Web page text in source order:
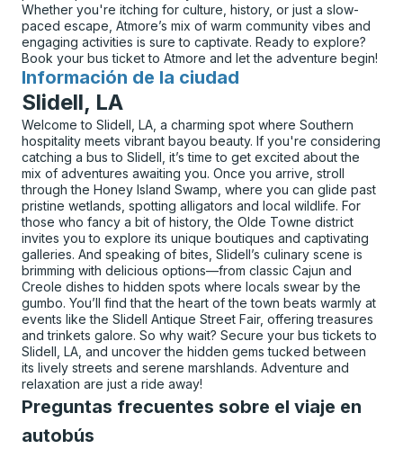
Whether you're itching for culture, history, or just a slow-
paced escape, Atmore’s mix of warm community vibes and
engaging activities is sure to captivate. Ready to explore?
Book your bus ticket to Atmore and let the adventure begin!
Información de la ciudad
para
Slidell, LA
Welcome to Slidell, LA, a charming spot where Southern
hospitality meets vibrant bayou beauty. If you're considering
catching a bus to Slidell, it’s time to get excited about the
mix of adventures awaiting you. Once you arrive, stroll
through the Honey Island Swamp, where you can glide past
pristine wetlands, spotting alligators and local wildlife. For
those who fancy a bit of history, the Olde Towne district
invites you to explore its unique boutiques and captivating
galleries. And speaking of bites, Slidell’s culinary scene is
brimming with delicious options—from classic Cajun and
Creole dishes to hidden spots where locals swear by the
gumbo. You’ll find that the heart of the town beats warmly at
events like the Slidell Antique Street Fair, offering treasures
and trinkets galore. So why wait? Secure your bus tickets to
Slidell, LA, and uncover the hidden gems tucked between
its lively streets and serene marshlands. Adventure and
relaxation are just a ride away!
Preguntas frecuentes sobre el viaje en
autobús